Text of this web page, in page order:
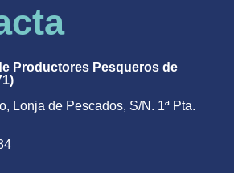
Productores Pesqueros de
Lonja de Pescados, S/N. 1ª Pta.